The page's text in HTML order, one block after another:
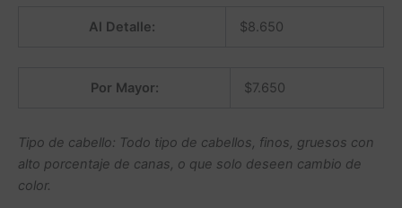
Al Detalle: $8.650
Por Mayor: $7.650
Tipo de cabello: Todo tipo de cabellos, finos, gruesos con
alto porcentaje de canas, o que solo deseen cambio de
color.